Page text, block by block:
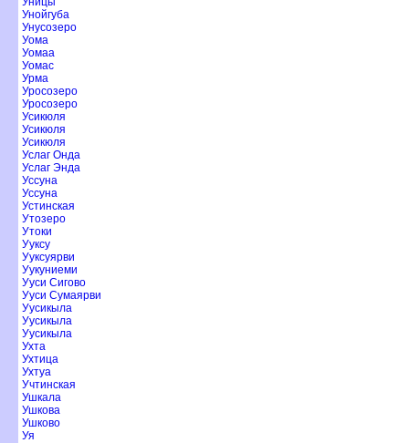
Унойгуба
Унусозеро
Уома
Уомаа
Уомас
Урма
Уросозеро
Уросозеро
Усикюля
Усикюля
Усикюля
Услаг Онда
Услаг Энда
Уссуна
Уссуна
Устинская
Утозеро
Утоки
Ууксу
Ууксуярви
Уукуниеми
Ууси Сигово
Ууси Сумаярви
Уусикыла
Уусикыла
Уусикыла
Ухта
Ухтица
Ухтуа
Учтинская
Ушкала
Ушкова
Ушково
Уя